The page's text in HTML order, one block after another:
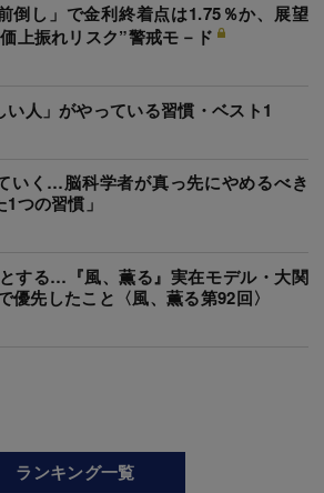
倒し」で金利終着点は1.75％か、展望
上振れリスク”警戒モ－ド
い人」がやっている習慣・ベスト1
いく…脳科学者が真っ先にやめるべき
つの習慣」
する…『風、薫る』実在モデル・大関
優先したこと〈風、薫る第92回〉
ランキング一覧